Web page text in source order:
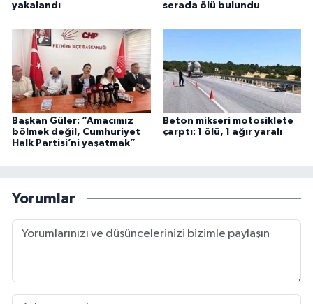
yakalandı
serada ölü bulundu
Başkan Güler: “Amacımız
bölmek değil, Cumhuriyet
Halk Partisi’ni yaşatmak”
Beton mikseri motosiklete
çarptı: 1 ölü, 1 ağır yaralı
Yorumlar